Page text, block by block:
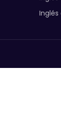
Inglés